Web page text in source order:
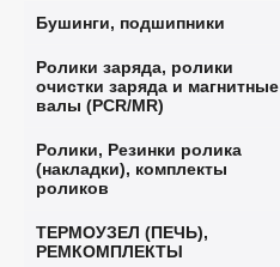
Бушинги, подшипники
Ролики заряда, ролики
очистки заряда и магнитные
валы (PCR/MR)
Ролики, Резинки ролика
(накладки), комплекты
роликов
ТЕРМОУЗЕЛ (ПЕЧЬ),
РЕМКОМПЛЕКТЫ